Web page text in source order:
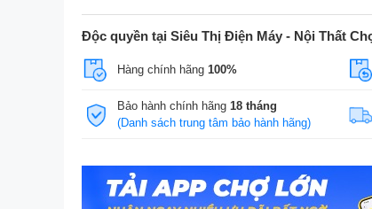
Độc quyền tại Siêu Thị Điện Máy - Nội Thất
Hàng chính hãng 100%
Bảo hành chính hãng 18 tháng
(Danh sách trung tâm bảo hành hãng)